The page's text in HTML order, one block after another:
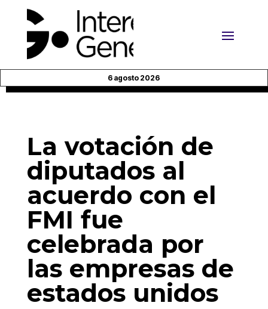
6 agosto 2026
La votación de
diputados al
acuerdo con el
FMI fue
celebrada por
las empresas de
estados unidos